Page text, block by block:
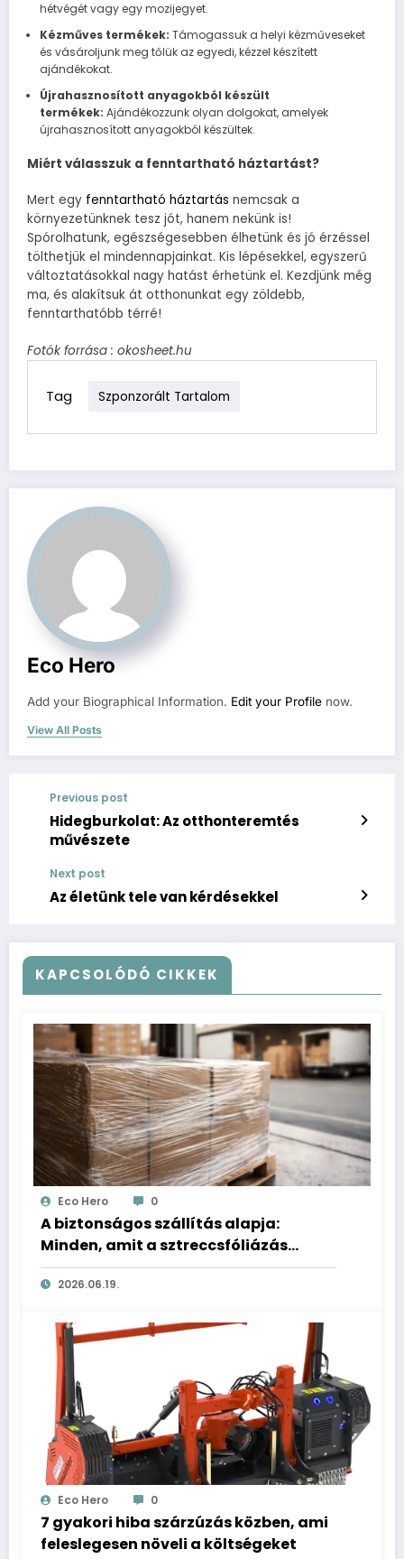
hétvégét vagy egy mozijegyet.
Kézműves termékek: Támogassuk a helyi kézműveseket
és vásároljunk meg tőlük az egyedi, kézzel készített
ajándékokat.
Újrahasznosított anyagokból készült
termékek: Ajándékozzunk olyan dolgokat, amelyek
újrahasznosított anyagokból készültek.
Miért válasszuk a fenntartható háztartást?
Mert egy fenntartható háztartás nemcsak a
környezetünknek tesz jót, hanem nekünk is!
Spórolhatunk, egészségesebben élhetünk és jó érzéssel
tölthetjük el mindennapjainkat. Kis lépésekkel, egyszerű
változtatásokkal nagy hatást érhetünk el. Kezdjünk még
ma, és alakítsuk át otthonunkat egy zöldebb,
fenntarthatóbb térré!
Fotók forrása : okosheet.hu
Tag Szponzorált Tartalom
Eco Hero
Add your Biographical Information. Edit your Profile now.
View All Posts
Previous post
Hidegburkolat: Az otthonteremtés
művészete
Next post
Az életünk tele van kérdésekkel
KAPCSOLÓDÓ CIKKEK
Eco Hero 0
A biztonságos szállítás alapja:
Minden, amit a sztreccsfóliázás
helyes technikájáról tudni kell
2026.06.19.
Eco Hero 0
7 gyakori hiba szárzúzás közben, ami
feleslegesen növeli a költségeket